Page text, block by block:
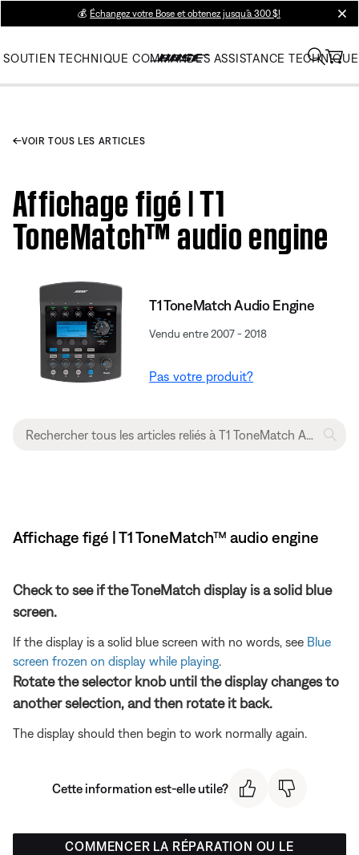
💰 Échangez votre Bose et obtenez jusqu’à 300 $!
SOUTIEN TECHNIQUE COMMANDES ASSISTANCE TECHNIQUE
VOIR TOUS LES ARTICLES
Affichage figé | T1
ToneMatch™ audio engine
T1 ToneMatch Audio Engine
Vendu entre 2007 - 2018
Pas votre produit?
Affichage figé | T1 ToneMatch™ audio engine
Check to see if the ToneMatch display is a solid blue
screen.
If the display is a solid blue screen with no words, see Blue
screen frozen on display while playing.
Rotate the selector knob until the display changes to
another selection, and then rotate it back.
The display should then begin to work normally again.
Cette information est-elle utile?
COMMENCER LA RÉPARATION OU LE